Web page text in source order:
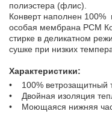
полиэстера (флис).
Конверт наполнен
особая мембрана PCM
стирке в деликатном
сушке при низких
Характеристики:
• 100% ветрозащитный
• Двойная изоляция
• Моющаяся нижняя